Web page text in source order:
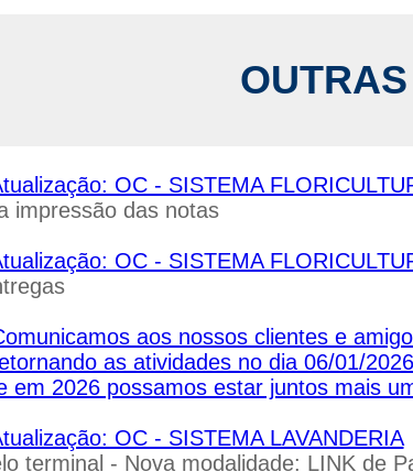
OC - SISTEMA
impressão das notas
OC - SISTEMA
aos nossos clientes e
as atividades no dia 06/01/
em 2026 possamos estar juntos mais
OC - SISTEMA LAVANDERIA
terminal - Nova modalidade: LINK de